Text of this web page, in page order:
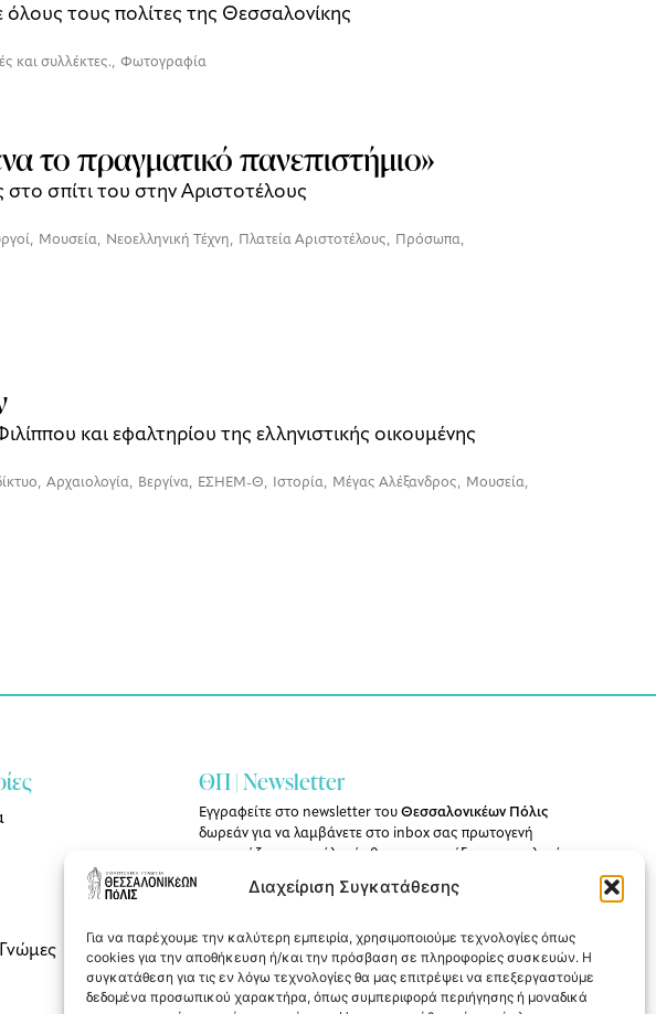
Διαχείριση Συγκατάθεσης
Για να παρέχουμε την καλύτερη εμπειρία, χρησιμοποιούμε τεχνολογίες όπως
cookies για την αποθήκευση ή/και την πρόσβαση σε πληροφορίες συσκευών. Η
συγκατάθεση για τις εν λόγω τεχνολογίες θα μας επιτρέψει να επεξεργαστούμε
δεδομένα προσωπικού χαρακτήρα, όπως συμπεριφορά περιήγησης ή μοναδικά
τους πολίτες της Θεσσαλονίκης
και συλλέκτες., Φωτογραφία
το πραγματικό πανεπιστήμιο»
σπίτι του στην Αριστοτέλους
, Μουσεία, Νεοελληνική Τέχνη, Πλατεία Αριστοτέλους, Πρόσωπα,
και εφαλτηρίου της ελληνιστικής οικουμένης
, Αρχαιολογία, Βεργίνα, ΕΣΗΕΜ-Θ, Ιστορία, Μέγας Αλέξανδρος, Μουσεία,
ΘΠ | Newsletter
Εγγραφείτε στο newsletter τουΘεσσαλονικέων Πόλις
δωρεάν για να λαμβάνετε στο inbox σας πρωτογενή
ρεπορτάζ για την πόλη, άρθρα, συνεντεύξεις και επιλογές